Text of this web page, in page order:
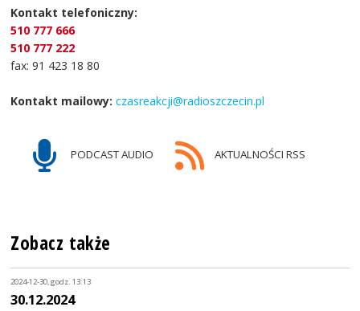
Kontakt telefoniczny:
510 777 666
510 777 222
fax: 91 423 18 80
Kontakt mailowy: czasreakcji@radioszczecin.pl
PODCAST AUDIO AKTUALNOŚCI RSS
Zobacz także
2024-12-30, godz. 13:13
30.12.2024